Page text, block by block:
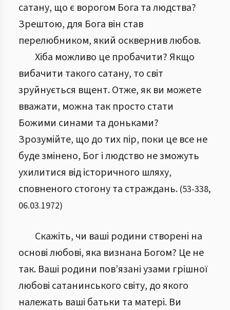
сатану, що є ворогом Бога та людства?
Зрештою, для Бога він став
перелюбником, який осквернив любов.
Хіба можливо це пробачити? Якщо
вибачити такого сатану, то світ
зруйнується вщент. Отже, як ви можете
вважати, можна так просто стати
Божими синами та доньками?
Зрозумійте, що до тих пір, поки це все не
буде змінено, Бог і людство не зможуть
ухилитися від історичного шляху,
сповненого стогону та страждань. (53-338,
06.03.1972)
Скажіть, чи ваші родини створені на
основі любові, яка визнана Богом? Це не
так. Ваші родини пов’язані узами грішної
любові сатанинського світу, до якого
належать ваші батьки та матері. Ви